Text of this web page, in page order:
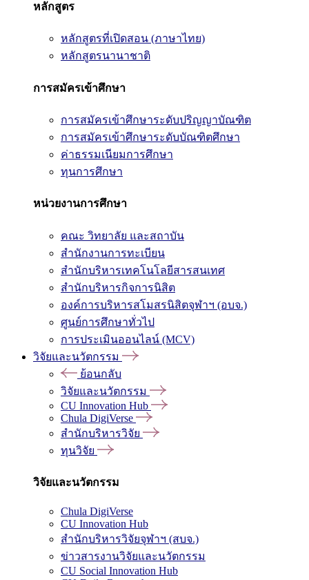
หลักสูตร
หลักสูตรที่เปิดสอน (ภาษาไทย)
หลักสูตรนานาชาติ
การสมัครเข้าศึกษา
การสมัครเข้าศึกษาระดับปริญญาบัณฑิต
การสมัครเข้าศึกษาระดับบัณฑิตศึกษา
ค่าธรรมเนียมการศึกษา
ทุนการศึกษา
หน่วยงานการศึกษา
คณะ วิทยาลัย และสถาบัน
สำนักงานการทะเบียน
สำนักบริหารเทคโนโลยีสารสนเทศ
สำนักบริหารกิจการนิสิต
องค์การบริหารสโมสรนิสิตจุฬาฯ (อบจ.)
ศูนย์การศึกษาทั่วไป
การประเมินออนไลน์ (MCV)
วิจัยและนวัตกรรม
ย้อนกลับ
วิจัยและนวัตกรรม
CU Innovation Hub
Chula DigiVerse
สำนักบริหารวิจัย
ทุนวิจัย
วิจัยและนวัตกรรม
Chula DigiVerse
CU Innovation Hub
สำนักบริหารวิจัยจุฬาฯ (สบจ.)
ข่าวสารงานวิจัยและนวัตกรรม
CU Social Innovation Hub